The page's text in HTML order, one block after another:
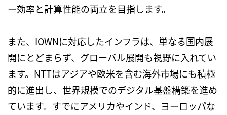
ー効率と計算性能の両立を目指します。
また、 IOWNに対応したインフラは、単なる国内展
開にとどまらず、グローバル展開も視野に入れてい
ます。 NTTはアジアや欧米を含む海外市場にも積極
的に進出し、世界規模でのデジタル基盤構築を進め
ています。すでにアメリカやインド、ヨーロッパな